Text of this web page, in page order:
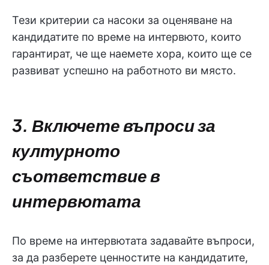
Тези критерии са насоки за оценяване на
кандидатите по време на интервюто, които
гарантират, че ще наемете хора, които ще се
развиват успешно на работното ви място.
3. Включете въпроси за
културното
съответствие в
интервютата
По време на интервютата задавайте въпроси,
за да разберете ценностите на кандидатите,